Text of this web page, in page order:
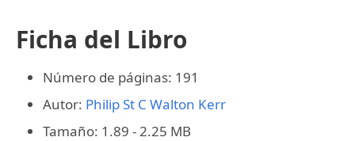
Ficha del Libro
Número de páginas: 191
Autor: Philip St C Walton Kerr
Tamaño: 1.89 - 2.25 MB